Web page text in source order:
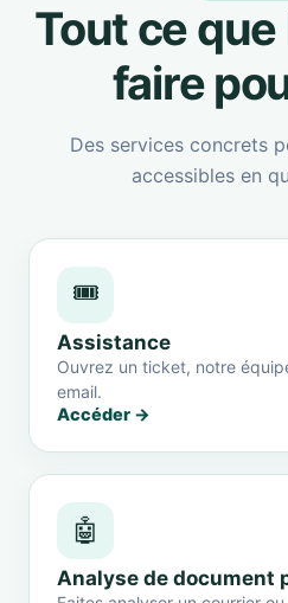
Tout ce que
faire
Des services concrets
accessibles en
🎟️
Assistance
Ouvrez un ticket, notre
email.
Accéder →
🤖
Analyse de document